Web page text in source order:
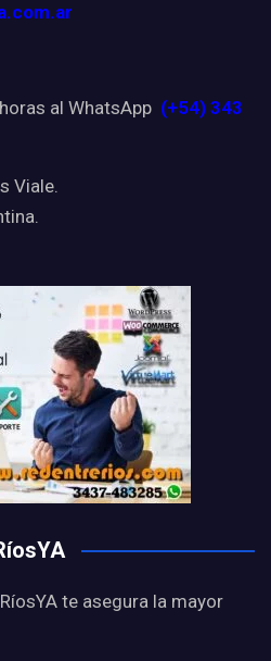
al WhatsApp (+54) 343
Viale.
te asegura la mayor